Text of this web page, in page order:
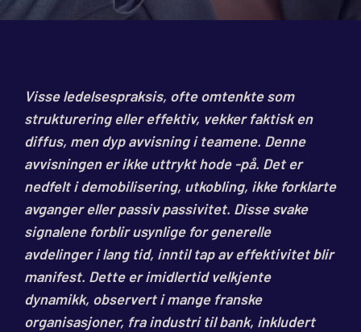
Visse ledelsespraksis, ofte omtenkte som
strukturering eller effektiv, vekker faktisk en
diffus, men dyp avvisning i teamene. Denne
avvisningen er ikke uttrykt hode -på. Det er
nedfelt i demobilisering, utkobling, ikke forklarte
avganger eller passiv passivitet. Disse svake
signalene forblir usynlige for generelle
avdelinger i lang tid, inntil tap av effektivitet blir
manifest. Dette er imidlertid velkjente
dynamikk, observert i mange franske
organisasjoner, fra industri til bank, inkludert